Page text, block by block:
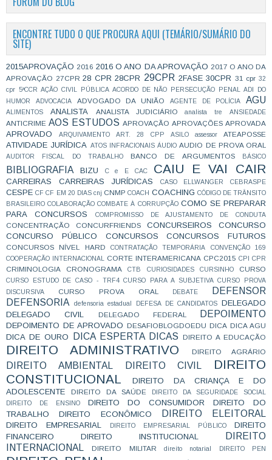
ENCONTRE TUDO O QUE PROCURA AQUI (TEMÁRIO/SUMÁRIO DO
SITE)
2015APROVAÇÃO 2016 2016 O ANO DA APROVAÇÃO 2017 O ANO DA
APROVAÇÃO 27CPR 28 CPR 28CPR 29CPR 2FASE 30CPR 31 cpr 32
cpr
5ªCCR AÇÃO CIVIL PÚBLICA ACORDO DE NÃO PERSECUÇÃO PENAL ADI DO
HUMOR
ADVOCACIA ADVOGADO DA UNIÃO AGENTE DE POLÍCIA AGU
ALIMENTOS ANALISTA ANALISTA JUDICIÁRIO analista tre ANSIEDADE
ANTICRIME AOS ESTUDOS APROVAÇÃO APROVAÇÕES APROVADA
APROVADO ARQUIVAMENTO ART. 28 CPP ASILO assessor ATEAPOSSE
ATIVIDADE JURÍDICA ATOS INFRACIONAIS ÁUDIO AUDIO DE PROVA ORAL
AUDITOR FISCAL DO TRABALHO BANCO DE ARGUMENTOS BÁSICO
BIBLIOGRAFIA BIZU C e E CAC CAIU E VAI CAIR
CARREIRAS CARREIRAS JURÍDICAS CASO ELLWANGER CEBRASPE
CESPE CF CF EM 20 DIAS cnj CNMP COACH COACHING CÓDIGO DE TRÂNSITO
BRASILEIRO COLABORAÇÃO COMBATE À CORRUPÇÃO COMO SE PREPARAR
PARA CONCURSOS
COMPROMISSO DE AJUSTAMENTO DE CONDUTA
CONCENTRAÇÃO CONCURFRIENDS CONCURSEIROS
CONCURSO
CONCURSO PÚBLICO
CONCURSOS CONCURSOS FUTUROS
CONCURSOS NÍVEL HARD CONTRATAÇÃO TEMPORÁRIA
CONVENÇÃO 169
COOPERAÇÃO INTERNACIONAL CORTE INTERAMERICANA CPC2015 CPI CPR
CRIMINOLOGIA CRONOGRAMA CTB CURIOSIDADES CURSINHO CURSO
CURSO ESTUDO DE CASO - TRF4 CURSO PARA A SUBJETIVA
CURSO PROVA
DISCURSIVA
CURSO PROVA ORAL DEBATE
DEFENSOR
DEFENSORIA
defensoria estadual DEFESA DE CANDIDATOS
DELEGADO
DELEGADO CIVIL
DELEGADO FEDERAL DEPOIMENTO
DEPOIMENTO DE APROVADO DESAFIOBLOGDOEDU DICA DICA AGU
DICA DE OURO DICA ESPERTA DICAS DIREITO A EDUCAÇÃO
DIREITO ADMINISTRATIVO DIREITO AGRÁRIO
DIREITO AMBIENTAL DIREITO CIVIL
DIREITO
CONSTITUCIONAL
DIREITO DA CRIANÇA E DO
ADOLESCENTE
DIREITO DA SAÚDE
DIREITO DA SEGURIDADE SOCIAL
DIREITO DE ENSINO
DIREITO DO CONSUMIDOR
DIREITO DO
TRABALHO
DIREITO ECONÔMICO DIREITO ELEITORAL
DIREITO EMPRESARIAL DIREITO EMPRESARIAL PÚBLICO
DIREITO
FINANCEIRO
DIREITO INSTITUCIONAL
DIREITO
INTERNACIONAL
DIREITO MILITAR direito notarial DIREITO PEN